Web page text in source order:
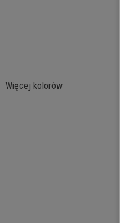
Więcej kolorów